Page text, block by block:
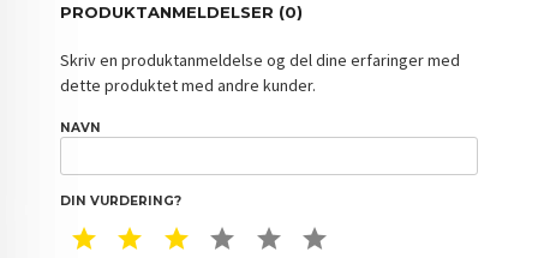
PRODUKTANMELDELSER (0)
Skriv en produktanmeldelse og del dine erfaringer med
dette produktet med andre kunder.
NAVN
DIN VURDERING?
1 STAR2 STAR3 STAR4 STAR5 STAR